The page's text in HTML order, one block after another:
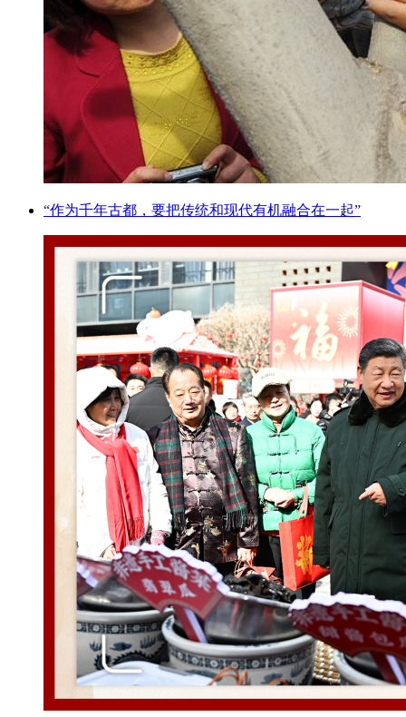
“作为千年古都，要把传统和现代有机融合在一起”